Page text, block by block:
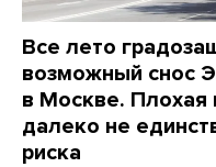
Все лето
возможный снос
в Москве. Плохая
далеко не
риска